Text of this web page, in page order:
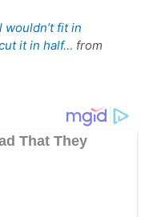
fit in
it in half… from